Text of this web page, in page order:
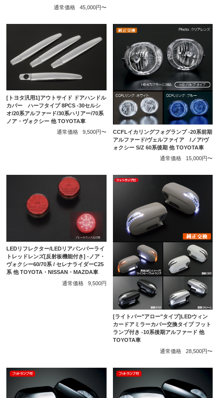
通常価格
45,000円〜
[トヨタ汎用1]アウトサイド ドアハンドル
カバー ハーフタイプ 8PCS -30セルシ
オ/20系アルファード/30系ハリアー/70系
ノア・ヴォクシー 他 TOYOTA車
通常価格
9,500円〜
CCFLイカリングフォグランプ -20系前期
アルファード/ヴェルファイア /ノア/ヴ
ォクシー S/Z 60系後期 他 TOYOTA車
通常価格
15,000円〜
LEDリフレクター/LEDリアバンパーライ
トレッドレンズ[反射板機能付き] -ノア・
ヴォクシー60/70系 / セレナライダーC25
系 他 TOYOTA・NISSAN・MAZDA車
通常価格
9,500円
[ライトバー"アロー"タイプ]LEDウィン
カードアミラーカバー交換タイプ フット
ランプ付き -10系後期アルファード 他
TOYOTA車
通常価格
28,500円〜